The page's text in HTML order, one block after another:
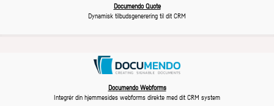
Documendo Quote
Dynamisk tilbudsgenerering til dit CRM
Documendo Webforms
Integrér din hjemmesides webforms direkte med dit CRM system